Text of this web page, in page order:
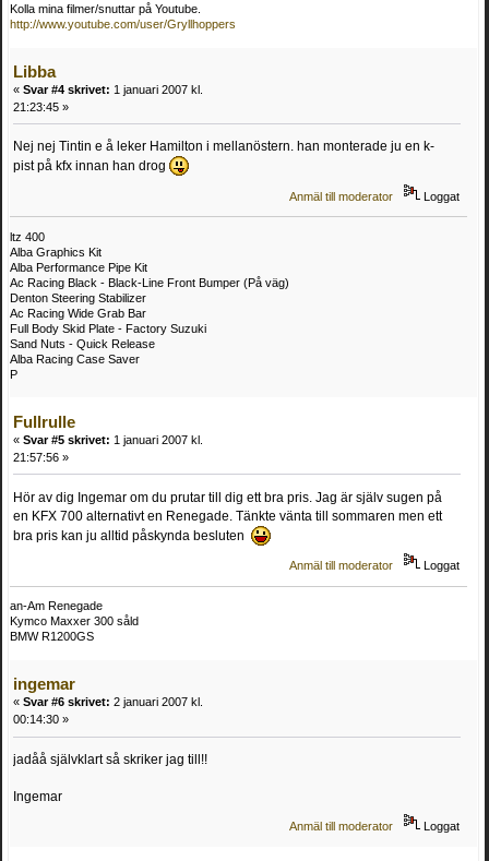
Kolla mina filmer/snuttar på Youtube.
http://www.youtube.com/user/Gryllhoppers
Libba
« Svar #4 skrivet: 1 januari 2007 kl.
21:23:45 »
Nej nej Tintin e å leker Hamilton i mellanöstern. han monterade ju en k-
pist på kfx innan han drog
Anmäl till moderator Loggat
ltz 400
Alba Graphics Kit
Alba Performance Pipe Kit
Ac Racing Black - Black-Line Front Bumper (På väg)
Denton Steering Stabilizer
Ac Racing Wide Grab Bar
Full Body Skid Plate - Factory Suzuki
Sand Nuts - Quick Release
Alba Racing Case Saver
P
Fullrulle
« Svar #5 skrivet: 1 januari 2007 kl.
21:57:56 »
Hör av dig Ingemar om du prutar till dig ett bra pris. Jag är själv sugen på
en KFX 700 alternativt en Renegade. Tänkte vänta till sommaren men ett
bra pris kan ju alltid påskynda besluten
Anmäl till moderator Loggat
an-Am Renegade
Kymco Maxxer 300 såld
BMW R1200GS
ingemar
« Svar #6 skrivet: 2 januari 2007 kl.
00:14:30 »
jadåå självklart så skriker jag till!!
Ingemar
Anmäl till moderator Loggat